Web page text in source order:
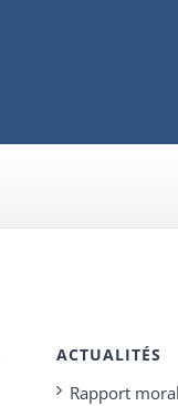
ACTUALITÉS
Rapport